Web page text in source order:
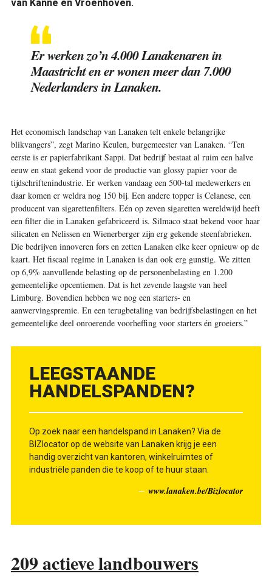
van Kanne en Vroenhoven.
Er werken zo’n 4.000 Lanakenaren in
Maastricht en er wonen meer dan 7.000
Nederlanders in Lanaken.
Het economisch landschap van Lanaken telt enkele belangrijke
blikvangers”, zegt Marino Keulen, burgemeester van Lanaken. “Ten
eerste is er papierfabrikant Sappi. Dat bedrijf bestaat al ruim een halve
eeuw en staat gekend voor de productie van glossy papier voor de
tijdschriftenindustrie. Er werken vandaag een 500-tal medewerkers en
daar komen er weldra nog 150 bij. Een andere topper is Celanese, een
producent van sigarettenfilters. Eén op zeven sigaretten wereldwijd heeft
een filter die in Lanaken gefabriceerd is. Silmaco staat bekend voor haar
silicaten en Nelissen en Wienerberger zijn erg gekende steenfabrieken.
Die bedrijven innoveren fors en zetten Lanaken elke keer opnieuw op de
kaart. Het ­fiscaal regime in Lanaken is dan ook erg gunstig. We zitten
op 6,9% aanvullende belasting op de personenbelasting en 1.200
gemeentelijke opcentiemen. Dat is het zevende laagste van heel
Limburg. Bovendien hebben we nog een starters- en
aanwervingspremie. En een terugbetaling van bedrijfsbelastingen en het
gemeentelijke deel onroerende voorheffing voor starters én groeiers.”
LEEGSTAANDE
HANDELSPANDEN?
Op zoek naar een handelspand in Lanaken? Via de
BIZlocator op de website van Lanaken krijg je een
handig overzicht van kantoren, winkelruimtes of
industriële panden die te koop of te huur staan.
www.lanaken.be/Bizlocator
209 actieve landbouwers